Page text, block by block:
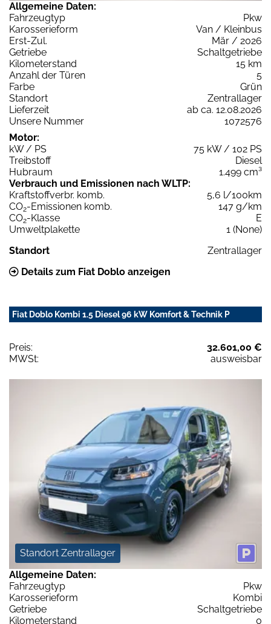
Allgemeine Daten:
Fahrzeugtyp
Pkw
Karosserieform
Van / Kleinbus
Erst-Zul.
Mär / 2026
Getriebe
Schaltgetriebe
Kilometerstand
15 km
Anzahl der Türen
5
Farbe
Grün
Standort
Zentrallager
Lieferzeit
ab ca. 12.08.2026
Unsere Nummer
1072576
Motor:
kW / PS
75 kW / 102 PS
Treibstoff
Diesel
Hubraum
1.499 cm³
Verbrauch und Emissionen nach WLTP:
Kraftstoffverbr. komb.
5,6 l/100km
CO2-Emissionen komb.
147 g/km
CO2-Klasse
E
Umweltplakette
1 (None)
Standort
Zentrallager
Details zum Fiat Doblo anzeigen
Fiat Doblo Kombi 1.5 Diesel 96 kW Komfort & Technik P
Preis:
32.601,00 €
MWSt:
ausweisbar
Standort Zentrallager
Allgemeine Daten:
Fahrzeugtyp
Pkw
Karosserieform
Kombi
Getriebe
Schaltgetriebe
Kilometerstand
0